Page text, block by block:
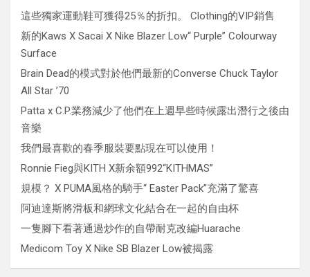
這些獨家運動鞋可獲得25％的折扣。 Clothing的VIP銷售
新的Kaws X Sacai X Nike Blazer Low“ Purple” Colourway
Surface
Brain Dead的模式對於他們最新的Converse Chuck Taylor
All Star ’70
Patta x C.P.業務減少了他們在上週早些時候露出潛行之後由
音樂
我們最喜歡的春季服裝要點現在可以使用！
Ronnie Fieg與KITH X新余額992“KITHMAS”
規模？ X PUMA風格的騎手“ Easter Pack”充滿了驚喜
阿迪達斯將滑板和網球文化結合在一起的自由杯
一隻腳下看著通過炒作的自帶耐克改編Huarache
Medicom Toy X Nike SB Blazer Low被揭露